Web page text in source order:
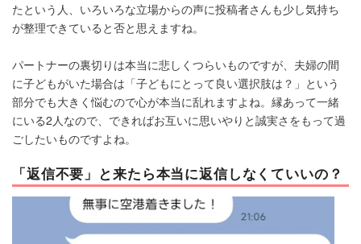
たという人、いろいろな立場からの声に投稿者さんも少し気持ち
が整理できていると否と思えますね。
パートナーの裏切りは本当に悲しくつらいものですが、夫婦の間
に子どもがいた場合は「子どもにとって良い選択肢は？」という
部分でも大きく悩むので心が本当に乱れますよね。縁あって一緒
にいる2人なので、できればお互いに思いやりと誠実さをもって過
ごしたいものですよね。
「返信不要」と来たら本当に返信しなくていいの？